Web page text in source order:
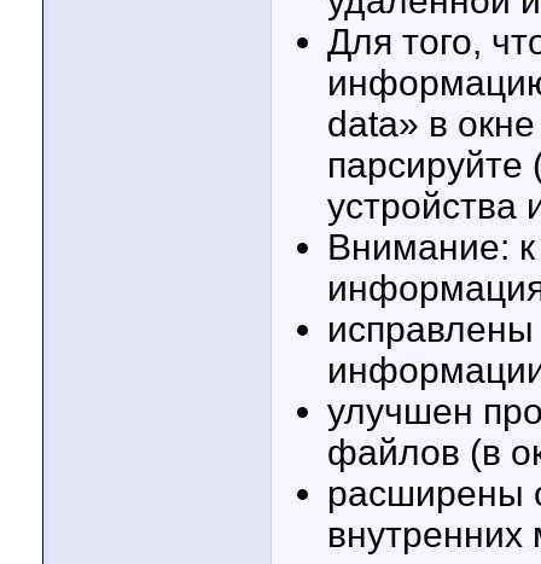
Для того,
data» в
Внимание:
улучшен
файлов (в
расширены